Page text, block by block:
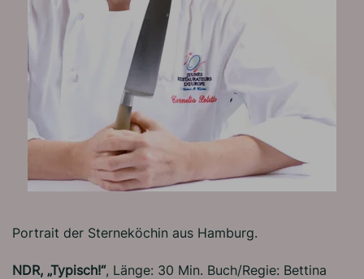
Portrait der Sterneköchin aus Hamburg.
NDR, „Typisch!“, Länge: 30 Min. Buch/Regie: Bettina